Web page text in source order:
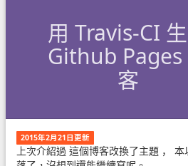
用 Travis-CI
Github Pages
客
2015年2月21日更新
上次介紹過 這個博客改換了主題 ，